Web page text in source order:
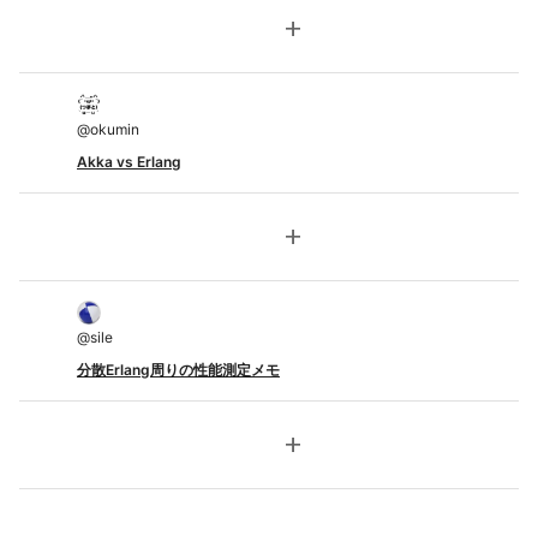
add
@okumin
Akka vs Erlang
add
@sile
分散Erlang周りの性能測定メモ
add